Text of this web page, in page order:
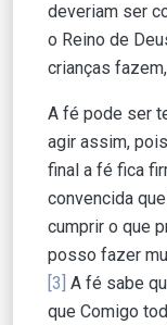
deveriam ser
o Reino de
crianças
A fé pode ser
agir assim,
final a fé fica
convencida
cumprir o que
posso fazer
[3] A fé sabe
que Comigo